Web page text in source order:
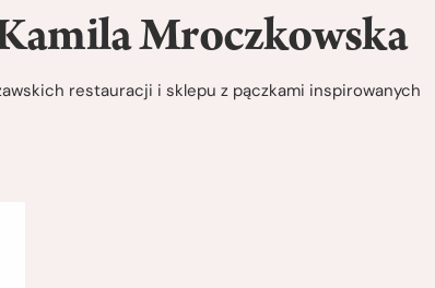
Mroczkowska
restauracji i sklepu z pączkami inspirowanych